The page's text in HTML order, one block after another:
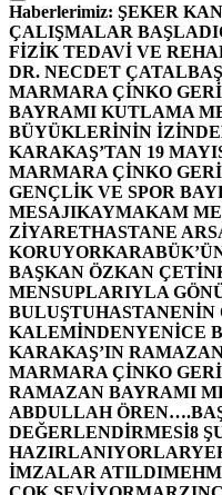
Haberlerimiz: ŞEKER
ÇALIŞMALAR BAŞLADI
FİZİK TEDAVİ VE
DR. NECDET
MARMARA ÇİNKO
BAYRAMI KUTLAMA
BÜYÜKLERİNİN İZİNDE
KARAKAŞ’TAN 19
MARMARA ÇİNKO
GENÇLİK VE SPOR
MESAJIKAYMAKAM
ZİYARETHASTANE
KORUYOR
BAŞKAN ÖZKAN
MENSUPLARIYLA
BULUŞTUHASTANENİN
KALEMİNDENYENİCE
KARAKAŞ’IN
MARMARA ÇİNKO
RAMAZAN BAYRAMI
ABDULLAH ÖREN….
DEĞERLENDİRMESİ8
HAZIRLANIYORLAR
İMZALAR ATILDI